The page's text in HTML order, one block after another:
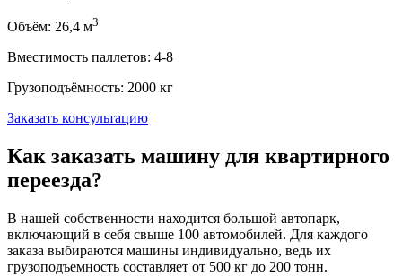
Объём: 26,4 м3
Вместимость паллетов: 4-8
Грузоподъёмность: 2000 кг
Заказать консультацию
Как заказать машину для квартирного
переезда?
В нашей собственности находится большой автопарк,
включающий в себя свыше 100 автомобилей. Для каждого
заказа выбираются машины индивидуально, ведь их
грузоподъемность составляет от 500 кг до 200 тонн.